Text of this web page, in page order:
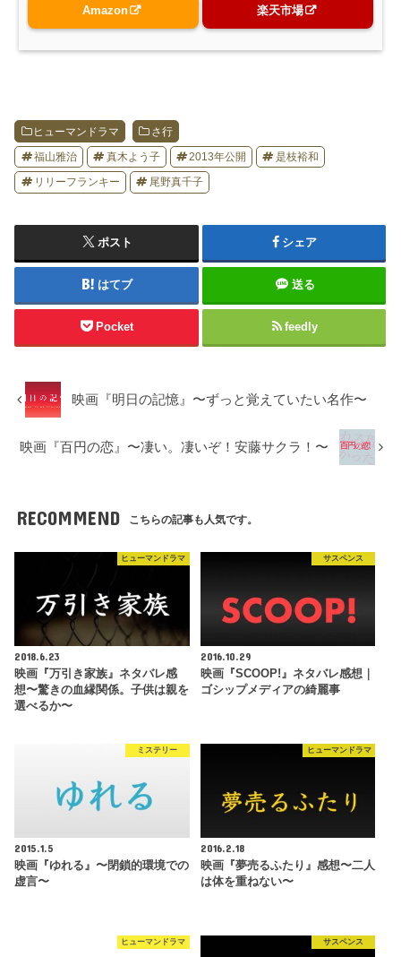
Amazon 楽天市場
ヒューマンドラマ さ行
福山雅治 真木よう子 2013年公開 是枝裕和
リリーフランキー 尾野真千子
ポスト シェア
はてブ 送る
Pocket feedly
映画『明日の記憶』〜ずっと覚えていたい名作〜
映画『百円の恋』〜凄い。凄いぞ！安藤サクラ！〜
RECOMMEND こちらの記事も人気です。
ヒューマンドラマ
2018.6.23
映画『万引き家族』ネタバレ感
想〜驚きの血縁関係。子供は親を
選べるか〜
サスペンス
2016.10.29
映画『SCOOP!』ネタバレ感想｜
ゴシップメディアの綺麗事
ミステリー
2015.1.5
映画『ゆれる』〜閉鎖的環境での
虚言〜
ヒューマンドラマ
2016.2.18
映画『夢売るふたり』感想〜二人
は体を重ねない〜
ヒューマンドラマ サスペンス